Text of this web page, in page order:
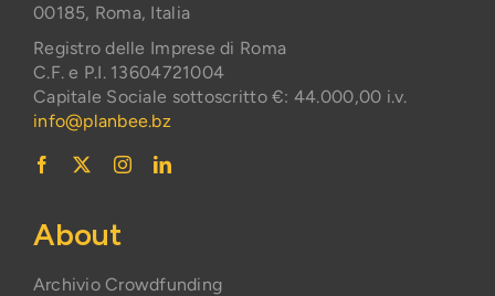
00185, Roma, Italia
Registro delle Imprese di Roma
C.F. e P.I. 13604721004
Capitale Sociale sottoscritto €: 44.000,00 i.v.
info@planbee.bz
About
Archivio Crowdfunding